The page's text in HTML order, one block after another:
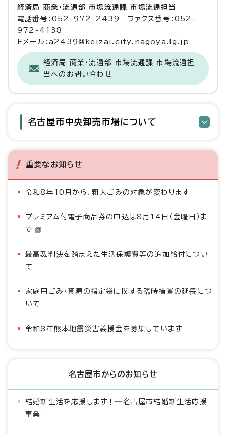
経済局 商業・流通部 市場流通課 市場流通担当
電話番号：052-972-2439 ファクス番号：052-
972-4138
Eメール：a2439@keizai.city.nagoya.lg.jp
経済局 商業・流通部 市場流通課 市場流通担
当へのお問い合わせ
名古屋市中央卸売市場について
重要なお知らせ
令和8年10月から、粗大ごみの対象が変わります
プレミアム付電子商品券の申込は8月14日（金曜日）ま
で
最高裁判決を踏まえた生活保護費等の追加給付につい
て
家庭用ごみ・資源の指定袋に関する臨時措置の延長につ
いて
令和8年熊本地震災害義援金を募集しています
名古屋市からのお知らせ
結婚新生活を応援します！―名古屋市結婚新生活応援
事業―